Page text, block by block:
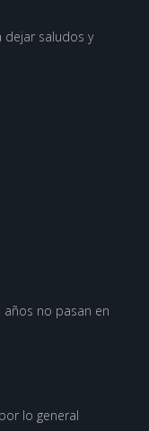
dejar saludos y
años no pasan en
lo general